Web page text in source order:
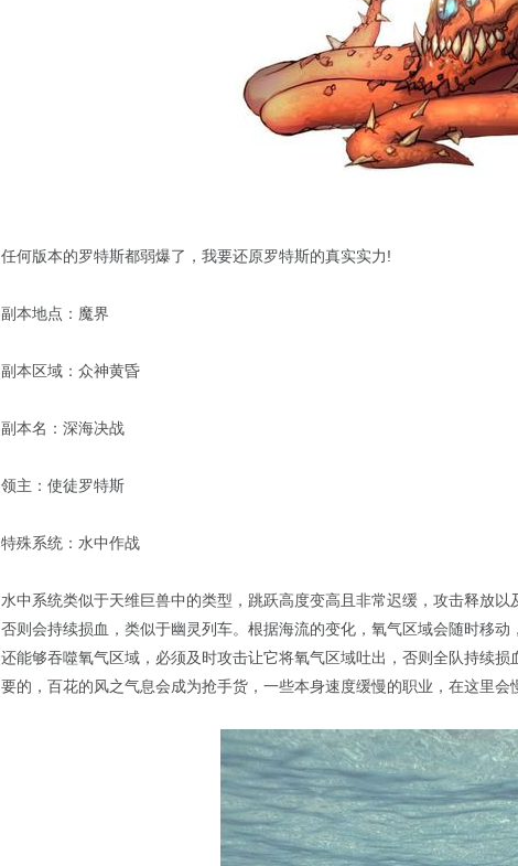
任何版本的罗特斯都弱爆了，我要还原罗特斯的真实实力!
副本地点：魔界
副本区域：众神黄昏
副本名：深海决战
领主：使徒罗特斯
特殊系统：水中作战
水中系统类似于天维巨兽中的类型，跳跃高度变高且非常迟缓，攻击释放
否则会持续损血，类似于幽灵列车。根据海流的变化，氧气区域会随时移
还能够吞噬氧气区域，必须及时攻击让它将氧气区域吐出，否则全队持续
要的，百花的风之气息会成为抢手货，一些本身速度缓慢的职业，在这里会